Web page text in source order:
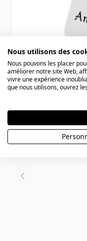
Prix SpécialPrix32,90 €
Nous utilisons des
Nous pouvons les placer
améliorer notre site Web,
vivre une expérience
que nous utilisons, ouvrez